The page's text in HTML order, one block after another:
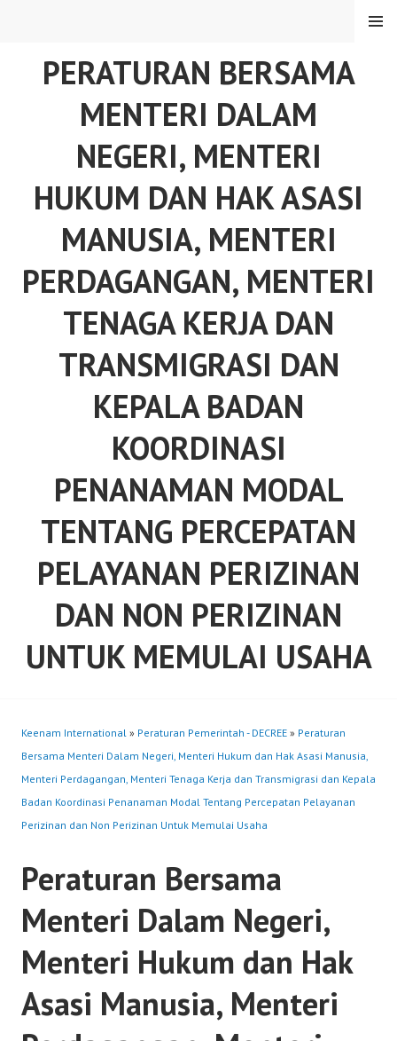
PERATURAN BERSAMA
MENTERI DALAM
NEGERI, MENTERI
HUKUM DAN HAK ASASI
MANUSIA, MENTERI
PERDAGANGAN, MENTERI
TENAGA KERJA DAN
TRANSMIGRASI DAN
KEPALA BADAN
KOORDINASI
PENANAMAN MODAL
TENTANG PERCEPATAN
PELAYANAN PERIZINAN
DAN NON PERIZINAN
UNTUK MEMULAI USAHA
MENU
Keenam International » Peraturan Pemerintah - DECREE » Peraturan
Bersama Menteri Dalam Negeri, Menteri Hukum dan Hak Asasi Manusia,
Menteri Perdagangan, Menteri Tenaga Kerja dan Transmigrasi dan Kepala
Badan Koordinasi Penanaman Modal Tentang Percepatan Pelayanan
Perizinan dan Non Perizinan Untuk Memulai Usaha
Peraturan Bersama
Menteri Dalam Negeri,
Menteri Hukum dan Hak
Asasi Manusia, Menteri